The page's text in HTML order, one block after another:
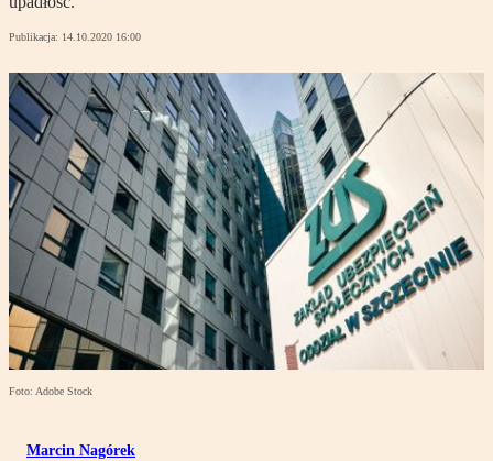
Publikacja: 14.10.2020 16:00
Foto: Adobe Stock
Marcin Nagórek